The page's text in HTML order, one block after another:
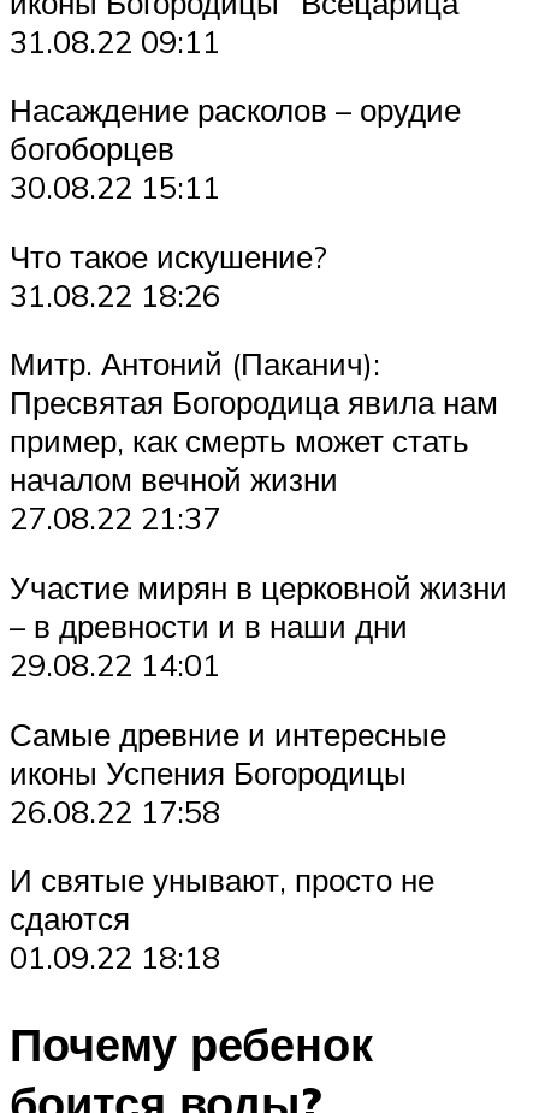
31.08.22 09:11
Насаждение расколов – орудие
богоборцев
30.08.22 15:11
Что такое искушение?
31.08.22 18:26
Митр. Антоний (Паканич):
Пресвятая Богородица явила нам
пример, как смерть может стать
началом вечной жизни
27.08.22 21:37
Участие мирян в церковной жизни
– в древности и в наши дни
29.08.22 14:01
Самые древние и интересные
иконы Успения Богородицы
26.08.22 17:58
И святые унывают, просто не
сдаются
01.09.22 18:18
Почему ребенок